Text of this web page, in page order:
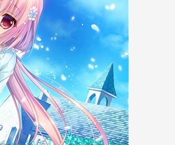
け こ
せ
て
ね の
へ ほ
め も